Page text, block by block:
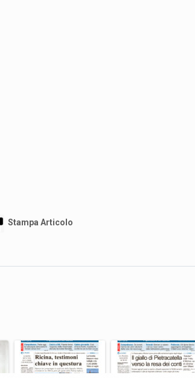
Stampa Articolo